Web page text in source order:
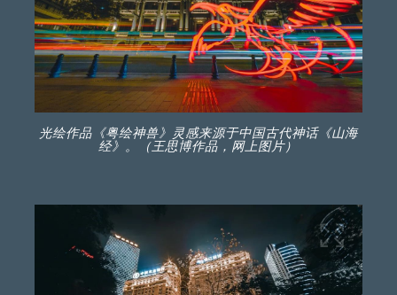
光绘作品《粤绘神兽》灵感来源于中国古代神话《山海
经》。（王思博作品，网上图片）